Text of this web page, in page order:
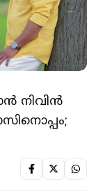
നിവിൻ